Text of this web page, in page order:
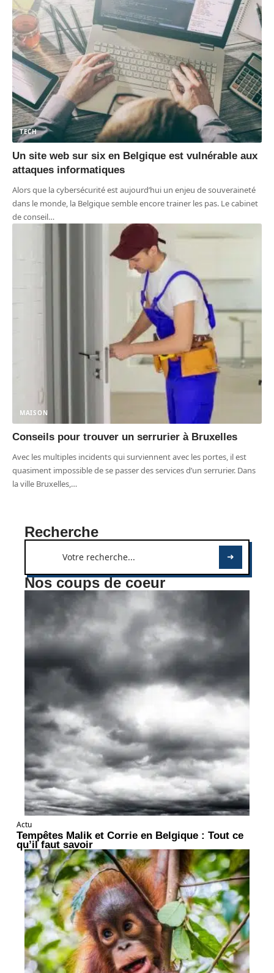
TECH
Un site web sur six en Belgique est vulnérable aux
attaques informatiques
Alors que la cybersécurité est aujourd’hui un enjeu de souveraineté
dans le monde, la Belgique semble encore trainer les pas. Le cabinet
de conseil…
MAISON
Conseils pour trouver un serrurier à Bruxelles
Avec les multiples incidents qui surviennent avec les portes, il est
quasiment impossible de se passer des services d’un serrurier. Dans
la ville Bruxelles,…
Recherche
Nos coups de coeur
Actu
Tempêtes Malik et Corrie en Belgique : Tout ce
qu’il faut savoir